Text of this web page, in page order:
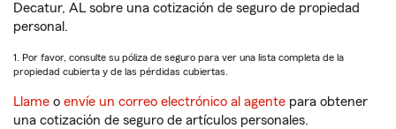
Decatur, AL sobre una cotización de seguro de propiedad
personal.
1. Por favor, consulte su póliza de seguro para ver una lista completa de la
propiedad cubierta y de las pérdidas cubiertas.
Llame o envíe un correo electrónico al agente para obtener
una cotización de seguro de artículos personales.